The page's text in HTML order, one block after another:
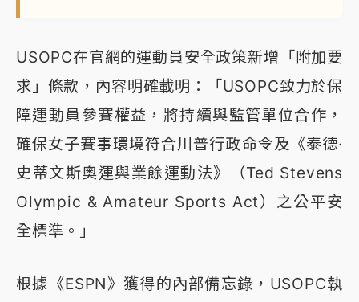
USOPC在官網的運動員安全政策新增「附加要
求」條款，內容明確載明：「USOPC致力於保
障運動員參賽權益，將持續與監管單位合作，
確保女子賽事環境符合川普行政命令及《泰德·
史蒂文斯奧運與業餘運動法》（Ted Stevens
Olympic & Amateur Sports Act）之公平安
全標準。」
根據《ESPN》獲得的內部備忘錄，USOPC執